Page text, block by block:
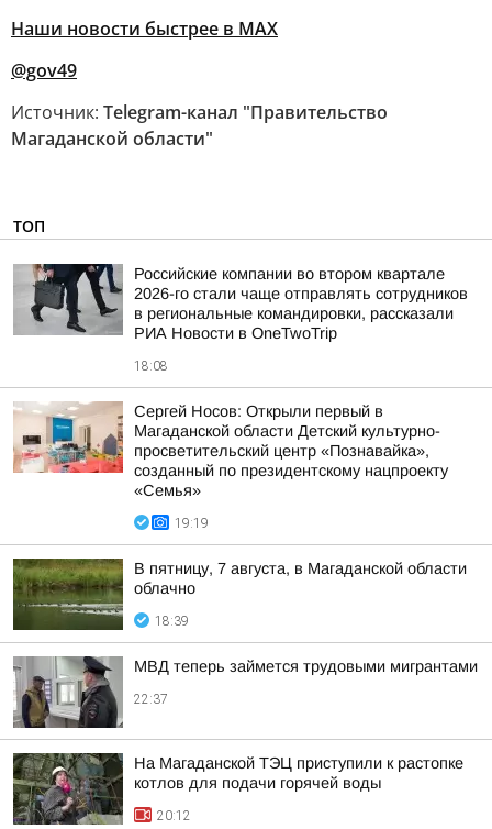
Наши новости быстрее в MAX
@gov49
Источник: Telegram-канал "Правительство
Магаданской области"
ТОП
Российские компании во втором квартале
2026-го стали чаще отправлять сотрудников
в региональные командировки, рассказали
РИА Новости в OneTwoTrip
18:08
Сергей Носов: Открыли первый в
Магаданской области Детский культурно-
просветительский центр «Познавайка»,
созданный по президентскому нацпроекту
«Семья»
19:19
В пятницу, 7 августа, в Магаданской области
облачно
18:39
МВД теперь займется трудовыми мигрантами
22:37
На Магаданской ТЭЦ приступили к растопке
котлов для подачи горячей воды
20:12